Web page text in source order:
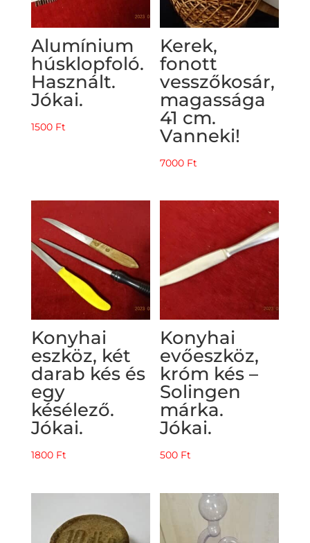
Alumínium
húsklopfoló.
Használt.
Jókai.
1500 Ft
Kerek,
fonott
vesszőkosár,
magassága
41 cm.
Vanneki!
7000 Ft
Konyhai
eszköz, két
darab kés és
egy
késélező.
Jókai.
1800 Ft
Konyhai
evőeszköz,
króm kés –
Solingen
márka.
Jókai.
500 Ft